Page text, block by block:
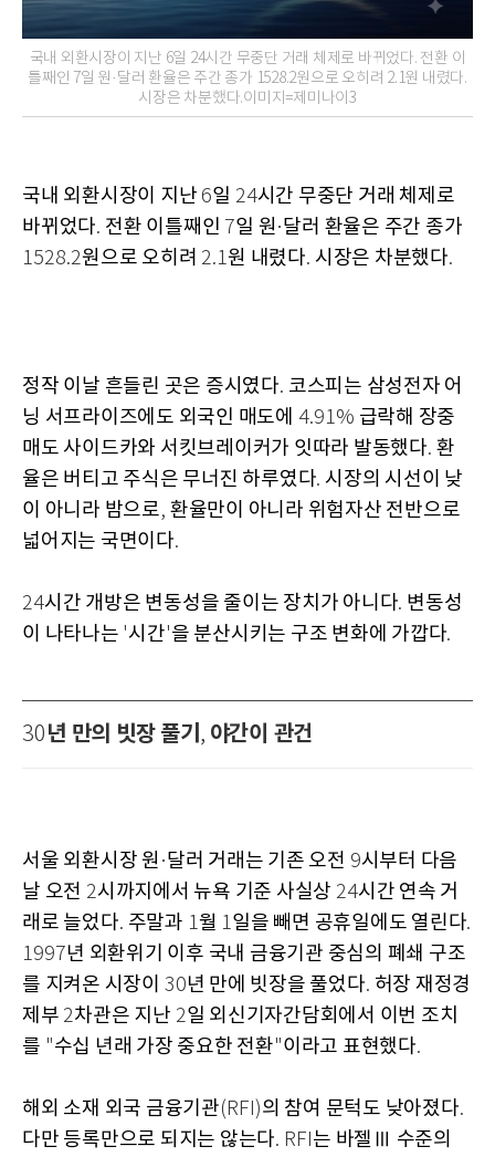
국내 외환시장이 지난 6일 24시간 무중단 거래 체제로 바뀌었다. 전환 이
틀째인 7일 원·달러 환율은 주간 종가 1528.2원으로 오히려 2.1원 내렸다.
시장은 차분했다.이미지=제미나이3
국내 외환시장이 지난 6일 24시간 무중단 거래 체제로
바뀌었다. 전환 이틀째인 7일 원 ·달러 환율은 주간 종가
1528.2원으로 오히려 2.1원 내렸다. 시장은 차분했다.
정작 이날 흔들린 곳은 증시였다. 코스피는 삼성전자 어
닝 서프라이즈에도 외국인 매도에 4.91% 급락해 장중
매도 사이드카와 서킷브레이커가 잇따라 발동했다. 환
율은 버티고 주식은 무너진 하루였다.시장의 시선이 낮
이 아니라 밤으로, 환율만이 아니라 위험자산 전반으로
넓어지는 국면이다.
24시간 개방은 변동성을 줄이는 장치가 아니다. 변동성
이 나타나는 '시간'을 분산시키는 구조 변화에 가깝다.
30년 만의 빗장 풀기 , 야간이 관건
서울 외환시장 원 ·달러 거래는 기존 오전 9시부터 다음
날 오전 2시까지에서 뉴욕 기준 사실상 24시간 연속 거
래로 늘었다. 주말과 1월 1일을 빼면 공휴일에도 열린다.
1997년 외환위기 이후 국내 금융기관 중심의 폐쇄 구조
를 지켜온 시장이 30년 만에 빗장을 풀었다. 허장 재정경
제부 2차관은 지난 2일 외신기자간담회에서 이번 조치
를 "수십 년래 가장 중요한 전환"이라고 표현했다.
해외 소재 외국 금융기관(RFI)의 참여 문턱도 낮아졌다.
다만 등록만으로 되지는 않는다. RFI 는 바젤Ⅲ 수준의